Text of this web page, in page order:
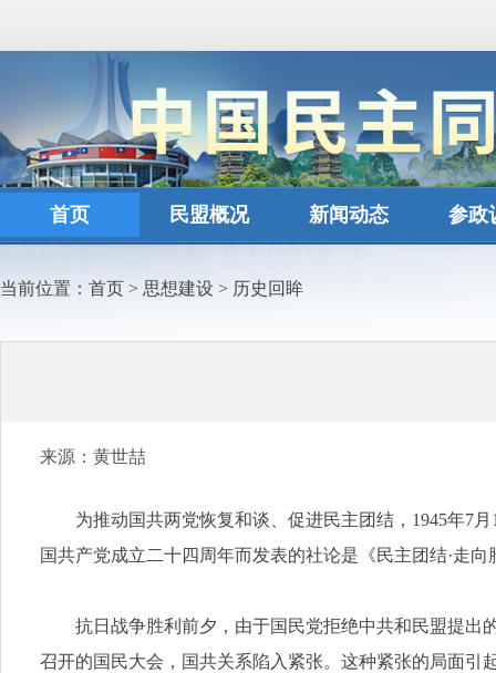
首页 民盟概况 新闻动态 参政
当前位置： 首页 > 思想建设 > 历史回眸
来源：黄世喆
为推动国共两党恢复和谈、促进民主团结，1945年7
国共产党成立二十四周年而发表的社论是《民主团结·走
抗日战争胜利前夕，由于国民党拒绝中共和民盟提出
召开的国民大会，国共关系陷入紧张。这种紧张的局面引